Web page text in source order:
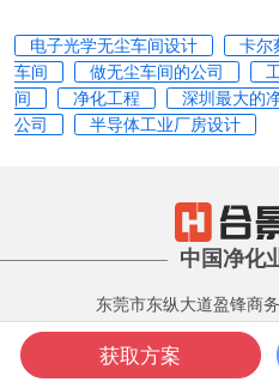
电子光学无尘车间设计 卡尔
车间
做无尘车间的公司
间
净化工程 深圳最大的
公司
半导体工业厂房设计
中国净化
东莞市东纵大道盈锋商
版权所有
获取方案